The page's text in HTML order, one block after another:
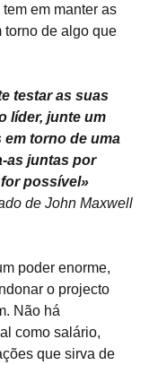
em manter as
torno de algo que
testar as suas
líder, junte um
torno de uma
as juntas por
possível»
de John Maxwell
poder enorme,
o projecto
Não há
como salário,
que sirva de